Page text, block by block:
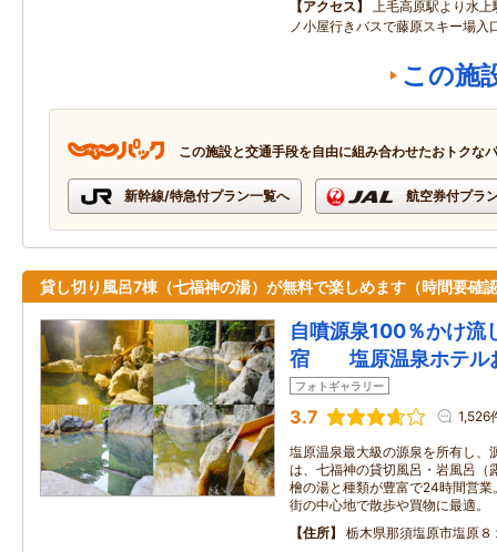
アクセス
上毛高原駅より水
ノ小屋行きバスで藤原スキー場入
この施
この施設と交通手段を自由に組み合わせたおトクな
新幹線/特急付プラン一覧へ 航空券付プラ
貸し切り風呂7棟（七福神の湯）が無料で楽しめます（時間要確
自噴源泉100％かけ
宿 塩原温泉ホテル
フォトギャラリー
3.7 1,526
塩原温泉最大級の源泉を所有し、
は、七福神の貸切風呂・岩風呂（
檜の湯と種類が豊富で24時間営
街の中心地で散歩や買物に最適。
住所
栃木県那須塩原市塩原８